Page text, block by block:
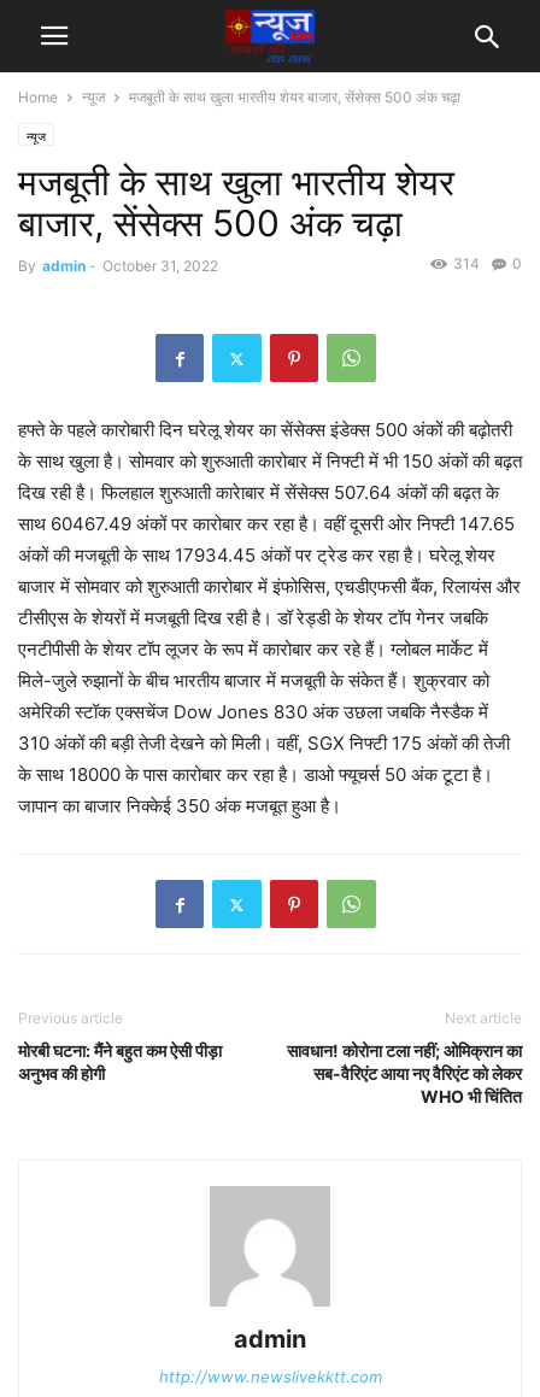
Home न्यूज मजबूती के साथ खुला भारतीय शेयर बाजार, सेंसेक्स 500 अंक चढ़ा
न्यूज
मजबूती के साथ खुला भारतीय शेयर
बाजार, सेंसेक्स 500 अंक चढ़ा
By admin - October 31, 2022 0
314
हफ्ते के पहले कारोबारी दिन घरेलू शेयर का सेंसेक्स इंडेक्स 500 अंकों की बढ़ोतरी
के साथ खुला है। सोमवार को शुरुआती कारोबार में निफ्टी में भी 150 अंकाें की बढ़त
दिख रही है। फिलहाल शुरुआती कारेाबार में सेंसेक्स 507.64 अंकों की बढ़त के
साथ 60467.49 अंकों पर कारोबार कर रहा है। वहीं दूसरी ओर निफ्टी 147.65
अंकों की मजबूती के साथ 17934.45 अंकों पर ट्रेड कर रहा है। घरेलू शेयर
बाजार में सोमवार को शुरुआती कारोबार में इंफोसिस, एचडीएफसी बैंक, रिलायंस और
टीसीएस के शेयरों में मजबूती दिख रही है। डॉ रेड्डी के शेयर टॉप गेनर जबकि
एनटीपीसी के शेयर टॉप लूजर के रूप में कारोबार कर रहे हैं। ग्लोबल मार्केट में
मिले-जुले रुझानों के बीच भारतीय बाजार में मजबूती के संकेत हैं। शुक्रवार को
अमेरिकी स्टॉक एक्सचेंज Dow Jones 830 अंक उछला जबकि नैस्डैक में
310 अंकों की बड़ी तेजी देखने को मिली। वहीं, SGX निफ्टी 175 अंकों की तेजी
के साथ 18000 के पास कारोबार कर रहा है। डाओ फ्यूचर्स 50 अंक टूटा है।
जापान का बाजार निक्केई 350 अंक मजबूत हुआ है।
Previous article
मोरबी घटना: मैंने बहुत कम ऐसी पीड़ा
अनुभव की होगी
Next article
सावधान! कोरोना टला नहीं; ओमिक्रान का
सब-वैरिएंट आया नए वैरिएंट को लेकर
WHO भी चिंतित
admin
http://www.newslivekktt.com